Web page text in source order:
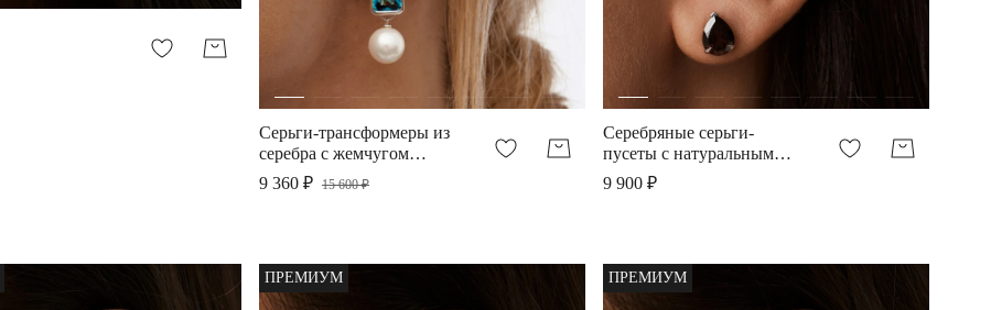
Серьги-трансформеры из
серебра с жемчугом
Галатея
9 360 ₽ 15 600 ₽
Серебряные серьги-
пусеты с натуральным
гранатом Эрос
9 900 ₽
ПРЕМИУМ ПРЕМИУМ